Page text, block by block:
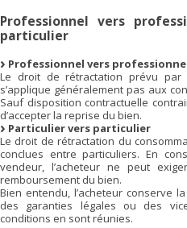
Professionnel vers
particulier
Professionnel vers
Le droit de rétractation prévu
s’applique généralement pas aux
Sauf disposition contractuelle
d’accepter la reprise du bien.
Particulier vers particulier
Le droit de rétractation du
conclues entre particuliers. En
vendeur, l’acheteur ne peut
remboursement du bien.
Bien entendu, l’acheteur conserve
des garanties légales ou des
conditions en sont réunies.